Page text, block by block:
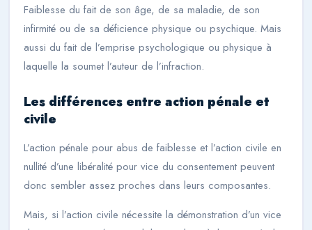
Faiblesse du fait de son âge, de sa maladie, de son
infirmité ou de sa déficience physique ou psychique. Mais
aussi du fait de l’emprise psychologique ou physique à
laquelle la soumet l’auteur de l’infraction.
Les différences entre action pénale et
civile
L’action pénale pour abus de faiblesse et l’action civile en
nullité d’une libéralité pour vice du consentement peuvent
donc sembler assez proches dans leurs composantes.
Mais, si l’action civile nécessite la démonstration d’un vice